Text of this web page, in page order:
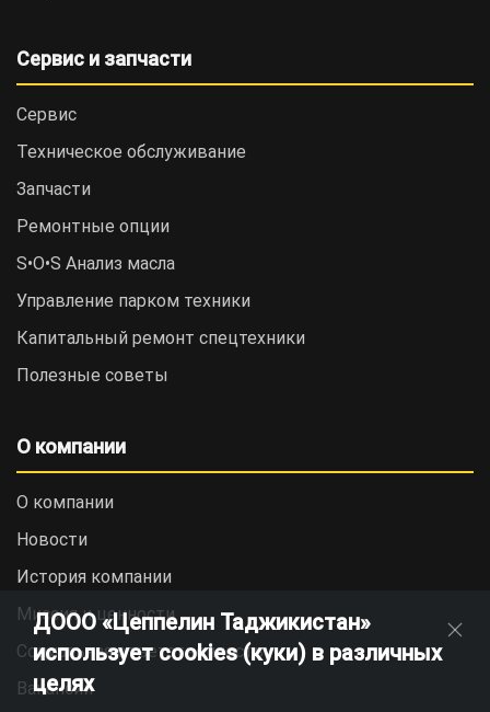
Сервис и запчасти
Сервис
Техническое обслуживание
Запчасти
Ремонтные опции
S•O•S Анализ масла
Управление парком техники
Капитальный ремонт спецтехники
Полезные советы
О компании
О компании
Новости
История компании
Миссия и ценности
Социальная ответственность
Вакансии
ДООО «Цеппелин Таджикистан»
использует cookies (куки) в различных
целях